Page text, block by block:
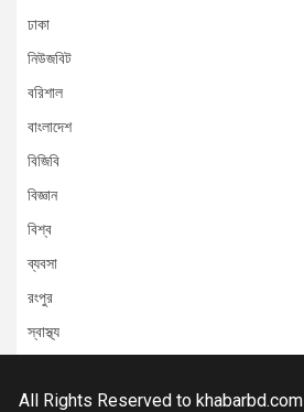
ঢাকা
নিউজবিট
বরিশাল
বাংলাদেশ
বিজিবি
বিজ্ঞান
বিশ্ব
ব্যবসা
রংপুর
স্বাস্থ্য
All Rights Reserved to